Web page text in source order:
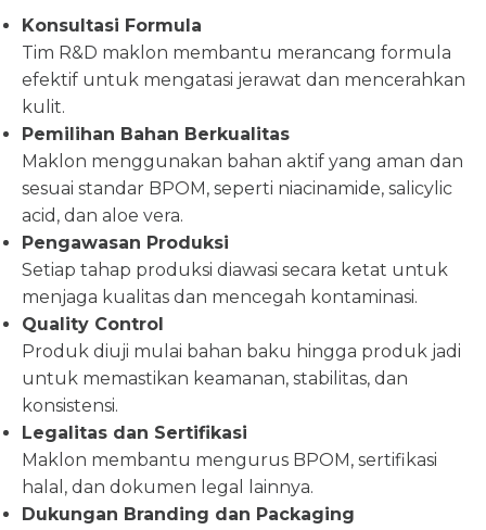
Konsultasi Formula
Tim R&D maklon membantu merancang formula
efektif untuk mengatasi jerawat dan mencerahkan
kulit.
Pemilihan Bahan Berkualitas
Maklon menggunakan bahan aktif yang aman dan
sesuai standar BPOM, seperti niacinamide, salicylic
acid, dan aloe vera.
Pengawasan Produksi
Setiap tahap produksi diawasi secara ketat untuk
menjaga kualitas dan mencegah kontaminasi.
Quality Control
Produk diuji mulai bahan baku hingga produk jadi
untuk memastikan keamanan, stabilitas, dan
konsistensi.
Legalitas dan Sertifikasi
Maklon membantu mengurus BPOM, sertifikasi
halal, dan dokumen legal lainnya.
Dukungan Branding dan Packaging